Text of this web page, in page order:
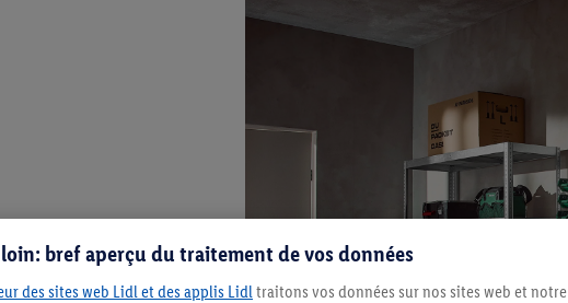
bref aperçu du traitement de vos données
des sites web Lidl et des applis Lidltraitons vos données sur nos sites web et notre